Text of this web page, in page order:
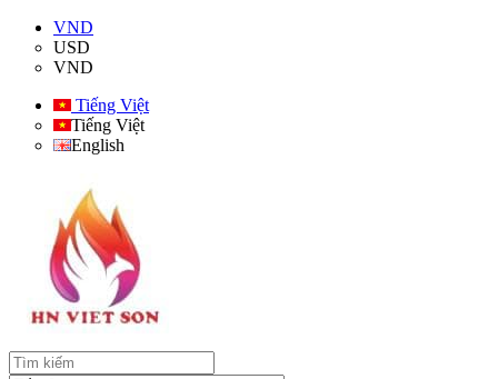
VND
USD
VND
Tiếng Việt
Tiếng Việt
English